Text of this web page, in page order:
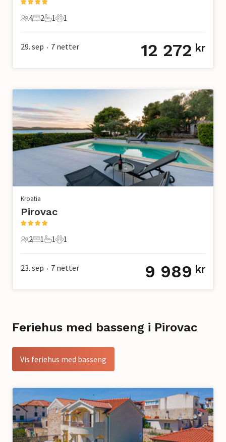
4 Gjester
4
2 Soverom
2
1 Bad
1
1 Kjæledyr
1
29. sep • 7 netter 12 272 kr
Kroatia
Pirovac
2 Gjester
2
1 Soverom
1
1 Bad
1
1 Kjæledyr
1
23. sep • 7 netter 9 989 kr
Feriehus med basseng i Pirovac
Vis feriehus med basseng